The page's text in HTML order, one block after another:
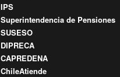
IPS
Superintendencia de Pensiones
SUSESO
DIPRECA
CAPREDENA
ChileAtiende